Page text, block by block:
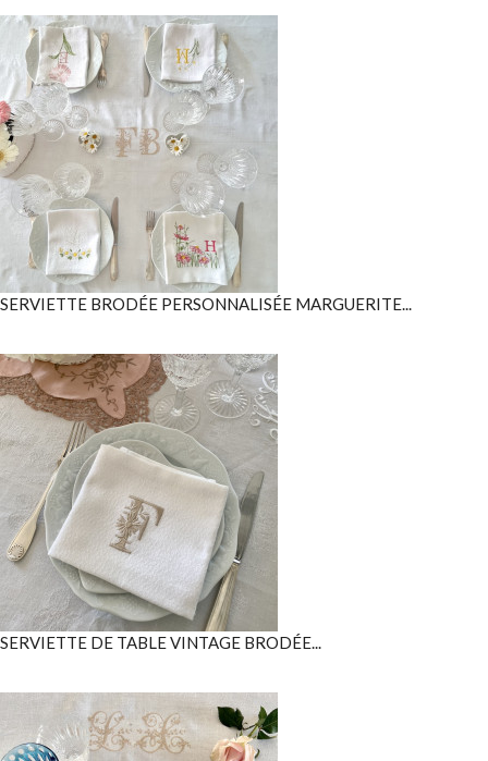
SERVIETTE BRODÉE PERSONNALISÉE MARGUERITE...
SERVIETTE DE TABLE VINTAGE BRODÉE...